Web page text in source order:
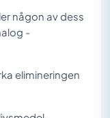
någon av dess
-
elimineringen